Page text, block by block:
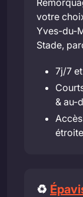
votre
Yves-du-
Stade,
7j/7
& au-
♻️